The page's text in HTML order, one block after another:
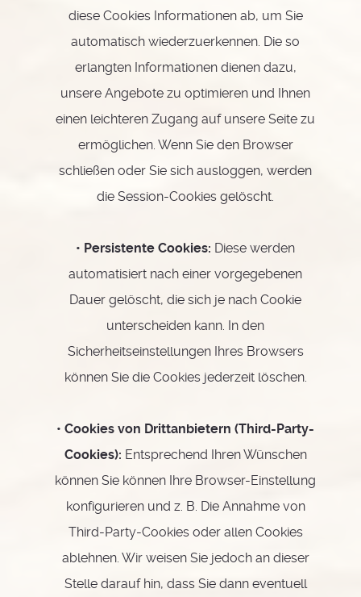
diese Cookies Informationen ab, um Sie
automatisch wiederzuerkennen. Die so
erlangten Informationen dienen dazu,
unsere Angebote zu optimieren und Ihnen
einen leichteren Zugang auf unsere Seite zu
ermöglichen. Wenn Sie den Browser
schließen oder Sie sich ausloggen, werden
die Session-Cookies gelöscht.
• Persistente Cookies: Diese werden
automatisiert nach einer vorgegebenen
Dauer gelöscht, die sich je nach Cookie
unterscheiden kann. In den
Sicherheitseinstellungen Ihres Browsers
können Sie die Cookies jederzeit löschen.
• Cookies von Drittanbietern (Third-Party-
Cookies): Entsprechend Ihren Wünschen
können Sie können Ihre Browser-Einstellung
konfigurieren und z. B. Die Annahme von
Third-Party-Cookies oder allen Cookies
ablehnen. Wir weisen Sie jedoch an dieser
Stelle darauf hin, dass Sie dann eventuell